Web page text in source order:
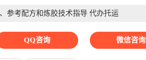
参考配方和炼胶技术指导 代办托运
QQ咨询 微信咨询